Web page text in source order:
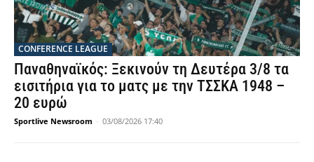
CONFERENCE LEAGUE
Παναθηναϊκός: Ξεκινούν τη Δευτέρα 3/8 τα
εισιτήρια για το ματς με την ΤΣΣΚΑ 1948 –
20 ευρώ
Sportlive Newsroom - 03/08/2026 17:40